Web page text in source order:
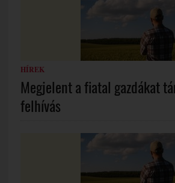
HÍREK
Megjelent a fiatal gazdákat
felhívás